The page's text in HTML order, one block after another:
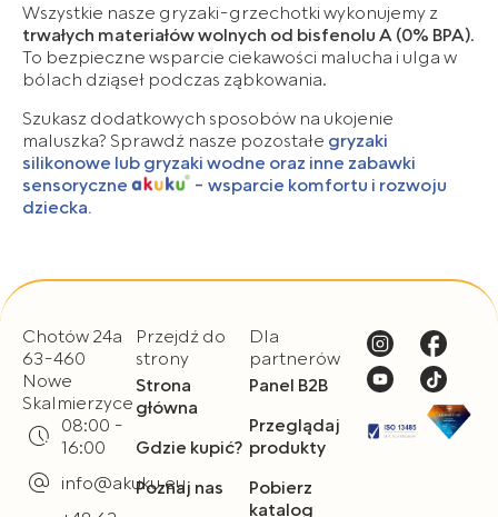
Wszystkie nasze gryzaki-grzechotki wykonujemy z
trwałych materiałów wolnych od bisfenolu A (0% BPA).
To bezpieczne wsparcie ciekawości malucha i ulga w
bólach dziąseł podczas ząbkowania.
Szukasz dodatkowych sposobów na ukojenie
maluszka? Sprawdź nasze pozostałe gryzaki
silikonowe lubgryzaki wodne oraz inne zabawki
sensoryczne
- wsparcie komfortu i rozwoju
dziecka.
Chotów 24a
63-460
Nowe
Skalmierzyce
08:00 -
16:00
info@akuku.eu
Przejdź do
strony
Strona
główna
Gdzie kupić?
Poznaj nas
Dla
partnerów
Panel B2B
Przeglądaj
produkty
Pobierz
katalog